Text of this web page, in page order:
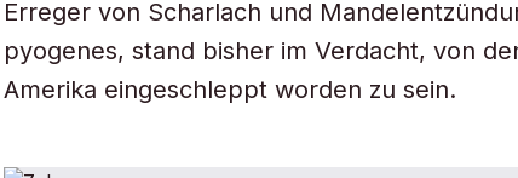
Erreger von Scharlach und
pyogenes, stand bisher im Verdacht, von
Amerika eingeschleppt worden zu sein.